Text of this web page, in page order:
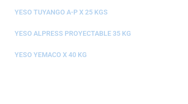
YESO TUYANGO A-P X 25 KGS
YESO ALPRESS PROYECTABLE 35 KG
YESO YEMACO X 40 KG